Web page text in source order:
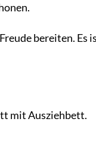
bereiten.
mit Ausziehbett.